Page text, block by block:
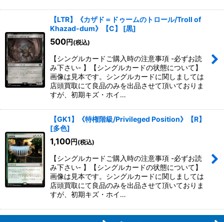
【LTR】《カザド＝ドゥームのトロール/Troll of
Khazad-dum》【C】
[黒]
500円 (税込)
【シングルカードご購入時の注意事項 -必ずお読
み下さい- 】【シングルカードの状態について】
画像は見本です。シングルカードに関しましては
店頭買取にて良品のみを出品させて頂いておりま
すが、初期キズ・ホイ…
【GK1】《特権階級/Privileged Position》【R】
[多色]
1,100円 (税込)
【シングルカードご購入時の注意事項 -必ずお読
み下さい- 】【シングルカードの状態について】
画像は見本です。シングルカードに関しましては
店頭買取にて良品のみを出品させて頂いておりま
すが、初期キズ・ホイ…